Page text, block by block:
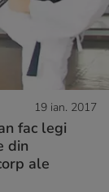
19 ian. 2017
fac legi
din
ale